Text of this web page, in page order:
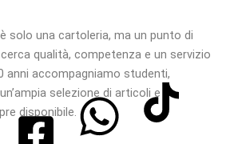
solo una cartoleria, ma un punto di
qualità, competenza e un servizio
anni accompagniamo studenti,
selezione di articoli e
disponibile.